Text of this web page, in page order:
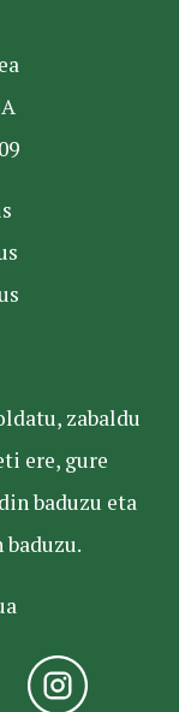
zabaldu
ere, gure
baduzu eta